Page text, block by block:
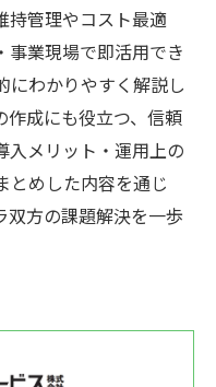
持管理やコスト最適
事業現場で即活用でき
にわかりやすく解説し
作成にも役立つ、信頼
入メリット・運用上の
とめした内容を通じ
双方の課題解決を一歩